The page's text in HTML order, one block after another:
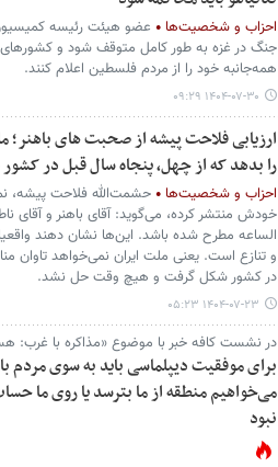
احزاب و شخصیت‌ها
عضو هیئت رئیسه
جنگ در غزه به طور کامل متوقف شود و
همه‌جانبه خود را از مردم فلسطین اعلام کنند.
۱۴۰۴-۰۷-۳۰ ۰۹:۲۹
ارزیابی فلاحت پیشه از صحبت های باهنر؛
را بدهد که از چهل، پنجاه سال قبل در
احزاب و شخصیت‌ها
حشمت‌الله فلاحت پیشه،
خودش منتشر کرده، می‌گوید: آقای باهنر و
الساعه مطرح شده باشد. این‌ها نشان دهند
و تنازع است. یعنی ملت ایران نمی‌خواهد تاوان
در کشور شکل گرفت و هیچ وقت حل نشد.
۱۴۰۴-۰۷-۲۳ ۰۵:۲۳
در نشست کافه خبر با موضوع «مذاکره با غرب:
برای موفقیت دیپلماسی باید به سوی مردم
می‌خواهیم منطقه از ما بترسد یا روی ما
نبود